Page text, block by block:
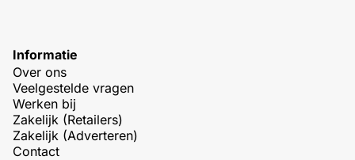
Informatie
Over ons
Veelgestelde vragen
Werken bij
Zakelijk (Retailers)
Zakelijk (Adverteren)
Contact